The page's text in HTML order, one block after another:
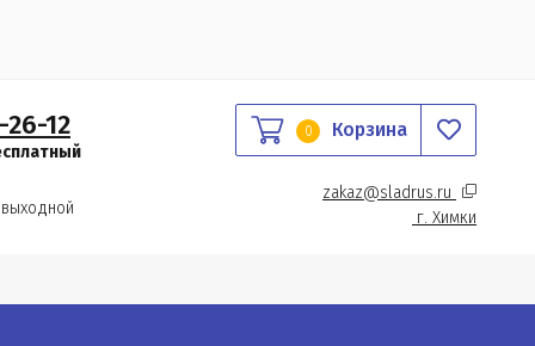
12 0 Корзина
zakaz@sladrus.ru
г. Химки